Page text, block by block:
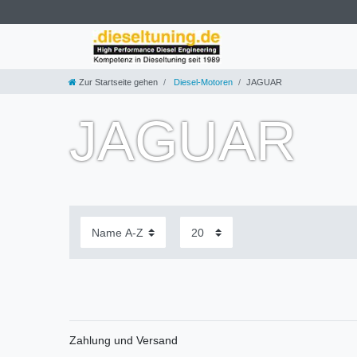
Zur Startseite gehen Diesel-Motoren JAGUAR
JAGUAR
Zahlung und Versand